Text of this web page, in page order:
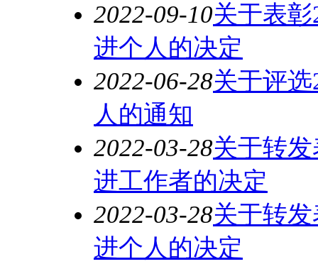
2022-09-10关于表
进个人的决定
2022-06-28关于评
人的通知
2022-03-28关于转
进工作者的决定
2022-03-28关于转
进个人的决定